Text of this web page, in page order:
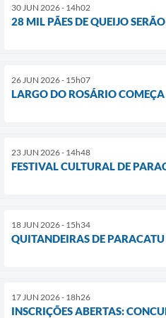
30 JUN 2026 - 14h02
28 MIL PÃES DE QUEIJO
26 JUN 2026 - 15h07
LARGO DO ROSÁRIO
23 JUN 2026 - 14h48
FESTIVAL CULTURAL DE
18 JUN 2026 - 15h34
QUITANDEIRAS DE
17 JUN 2026 - 18h26
INSCRIÇÕES ABERTAS: